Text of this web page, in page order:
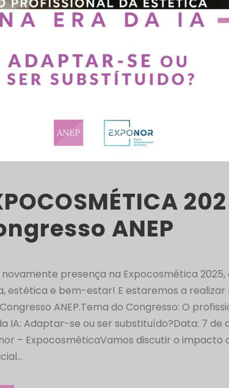
ANEP
novamente presença na Expocosmética 2025,
estética e bem-estar! E estaremos a realizar
ANEP.Tema do Congresso: O
IA: Adaptar-se ou ser substituído?Data: 7 de
– ExpocosméticaVamos discutir o impacto